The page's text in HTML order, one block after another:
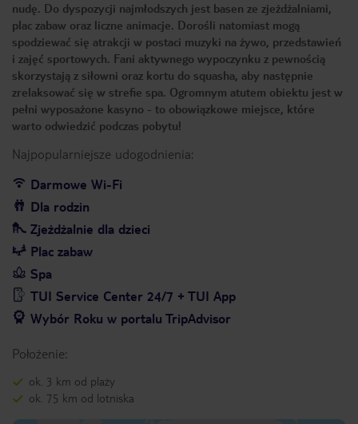
nudę. Do dyspozycji najmłodszych jest basen ze zjeżdżalniami,
plac zabaw oraz liczne animacje. Dorośli natomiast mogą
spodziewać się atrakcji w postaci muzyki na żywo, przedstawień
i zajęć sportowych. Fani aktywnego wypoczynku z pewnością
skorzystają z siłowni oraz kortu do squasha, aby następnie
zrelaksować się w strefie spa. Ogromnym atutem obiektu jest w
pełni wyposażone kasyno - to obowiązkowe miejsce, które
warto odwiedzić podczas pobytu!
Najpopularniejsze udogodnienia:
Darmowe Wi-Fi
Dla rodzin
Zjeżdżalnie dla dzieci
Plac zabaw
Spa
TUI Service Center 24/7 + TUI App
Wybór Roku w portalu TripAdvisor
Położenie:
ok. 3 km od plaży
ok. 75 km od lotniska